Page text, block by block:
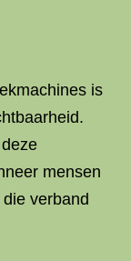
is
mensen
verband